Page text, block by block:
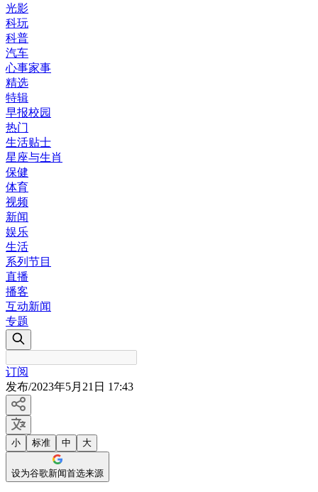
光影
科玩
科普
汽车
心事家事
精选
特辑
早报校园
热门
生活贴士
星座与生肖
保健
体育
视频
新闻
娱乐
生活
系列节目
直播
播客
互动新闻
专题
订阅
发布/2023年5月21日 17:43
小 标准 中 大
设为谷歌新闻首选来源